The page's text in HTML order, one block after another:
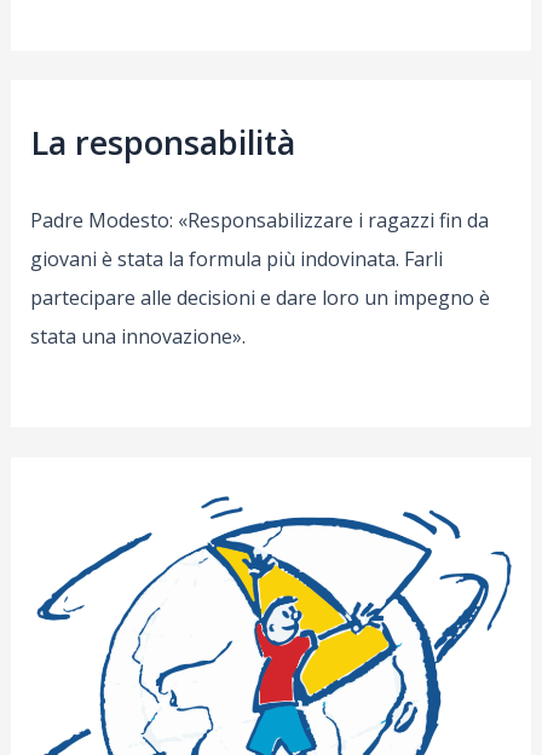
La responsabilità
Padre Modesto: «Responsabilizzare i ragazzi fin da
giovani è stata la formula più indovinata. Farli
partecipare alle decisioni e dare loro un impegno è
stata una innovazione».